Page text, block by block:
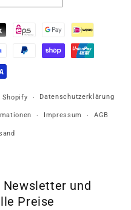
Shopify Datenschutzerklärung
Impressum AGB
Newsletter und
Preise